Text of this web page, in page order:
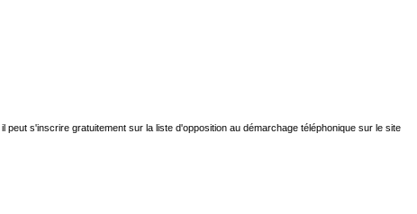
s'inscrire gratuitement sur la liste d'opposition au démarchage téléphonique sur le site